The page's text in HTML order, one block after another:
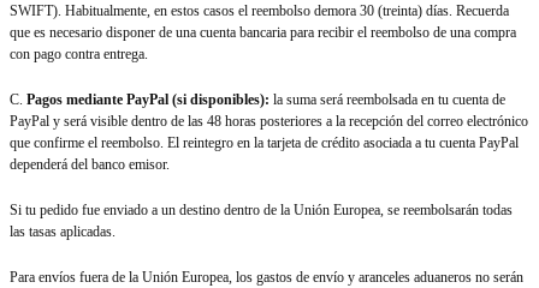
SWIFT). Habitualmente, en estos casos el reembolso demora 30 (treinta) días. Recuerda
que es necesario disponer de una cuenta bancaria para recibir el reembolso de una compra
con pago contra entrega.
C. Pagos mediante PayPal (si disponibles): la suma será reembolsada en tu cuenta de
PayPal y será visible dentro de las 48 horas posteriores a la recepción del correo electrónico
que confirme el reembolso. El reintegro en la tarjeta de crédito asociada a tu cuenta PayPal
dependerá del banco emisor.
Si tu pedido fue enviado a un destino dentro de la Unión Europea, se reembolsarán todas
las tasas aplicadas.
Para envíos fuera de la Unión Europea, los gastos de envío y aranceles aduaneros no serán